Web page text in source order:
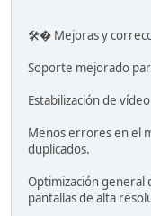
🛠� Mejoras y
Soporte mejorado
Estabilización de
Menos errores en el
duplicados.
Optimización general
pantallas de alta